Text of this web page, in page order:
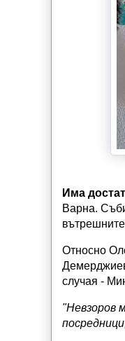
Има
Варна.
Относно
случая -
"Невзоров